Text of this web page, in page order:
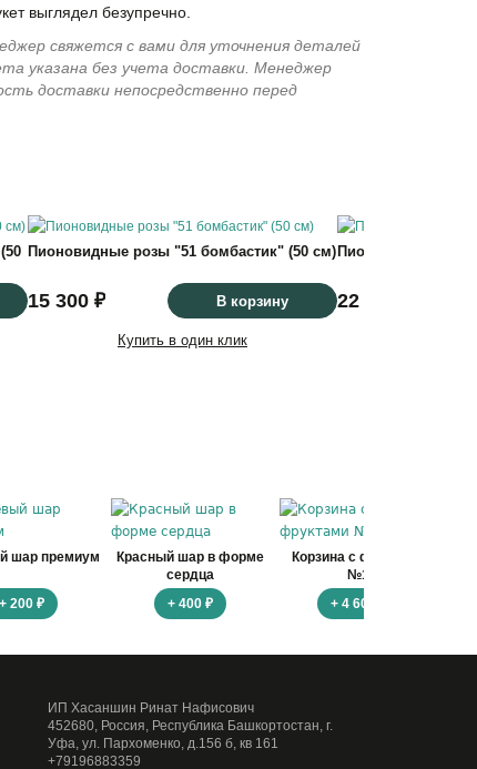
выглядел безупречно.
свяжется с вами для уточнения деталей
указана без учета доставки. Менеджер
доставки непосредственно перед
Пионовидные розы "51 бомбастик" (50 см)
15 300 ₽ В корзину
Купить в один клик
Пионовидные
22 500 ₽
шар премиум
+ 200 ₽
Красный шар в форме
сердца
+ 400 ₽
Корзина с фруктами
№1
+ 4 600 ₽
ИП Хасаншин Ринат Нафисович
452680, Россия, Республика Башкортостан, г.
Уфа, ул. Пархоменко, д.156 б, кв 161
+79196883359